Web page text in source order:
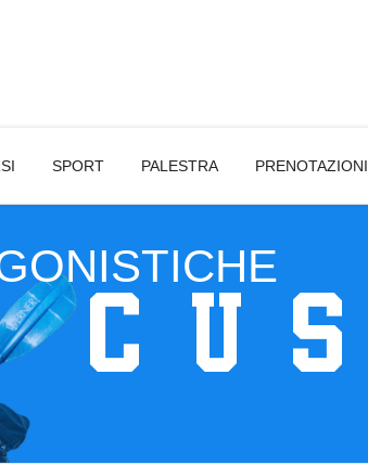
SPORT PALESTRA PRENOTAZIONI